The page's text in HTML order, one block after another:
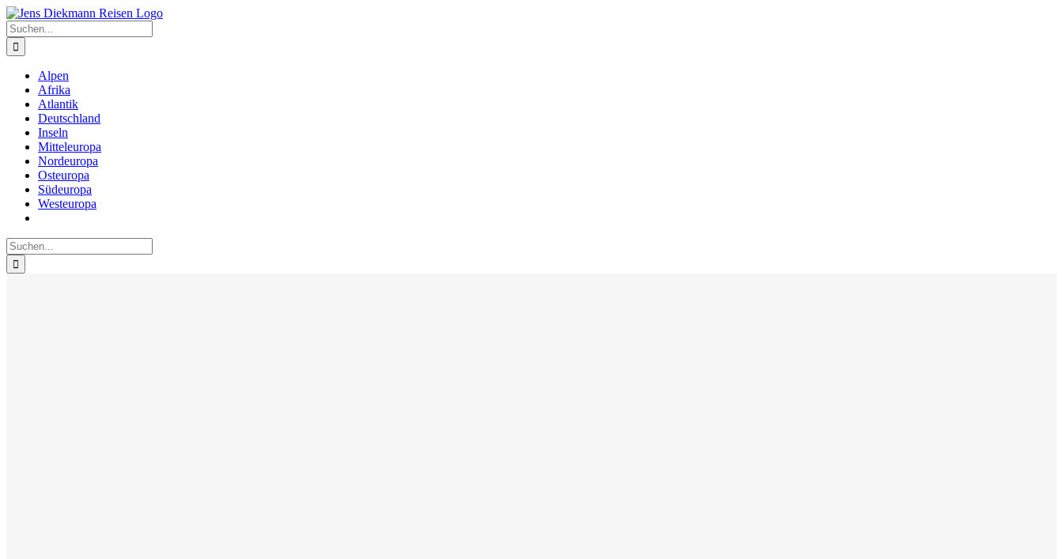
Zum
Inhalt
springen
Suche
nach:
Alpen
Afrika
Atlantik
Deutschland
Inseln
Mitteleuropa
Nordeuropa
Osteuropa
Südeuropa
Westeuropa
Suche
nach: